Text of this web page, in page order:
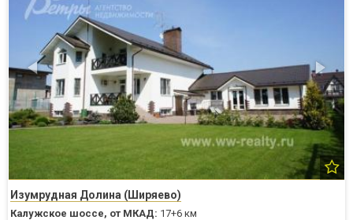
Изумрудная Долина (Ширяево)
Калужское шоссе, от МКАД: 17+6 км